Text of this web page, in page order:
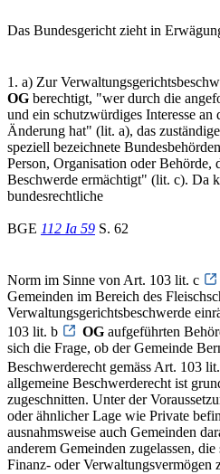
Das Bundesgericht zieht in
1. a) Zur
OG berechtigt, "wer durch die
und ein schutzwürdiges Interesse an
Änderung hat" (lit. a), das
speziell bezeichnete
Person, Organisation oder Behörde,
Beschwerde ermächtigt" (lit. c). Da
bundesrechtliche
BGE 112 Ia 59 S. 62
Norm im Sinne von Art. 103 lit. c
Gemeinden im Bereich des
Verwaltungsgerichtsbeschwerde
103 lit. b
OG aufgeführten
sich die Frage, ob der Gemeinde
Beschwerderecht gemäss Art. 103
allgemeine Beschwerderecht ist
zugeschnitten. Unter der
oder ähnlicher Lage wie Private
ausnahmsweise auch Gemeinden
anderem Gemeinden zugelassen,
Finanz- oder Verwaltungsvermögen